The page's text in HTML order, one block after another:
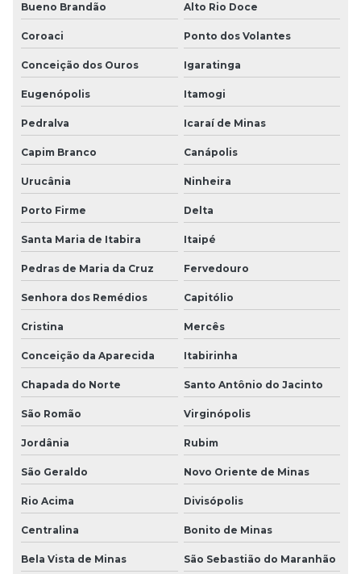
Bueno Brandão Alto Rio Doce
Coroaci Ponto dos Volantes
Conceição dos Ouros Igaratinga
Eugenópolis Itamogi
Pedralva Icaraí de Minas
Capim Branco Canápolis
Urucânia Ninheira
Porto Firme Delta
Santa Maria de Itabira Itaipé
Pedras de Maria da Cruz Fervedouro
Senhora dos Remédios Capitólio
Cristina Mercês
Conceição da Aparecida Itabirinha
Chapada do Norte Santo Antônio do Jacinto
São Romão Virginópolis
Jordânia Rubim
São Geraldo Novo Oriente de Minas
Rio Acima Divisópolis
Centralina Bonito de Minas
Bela Vista de Minas São Sebastião do Maranhão